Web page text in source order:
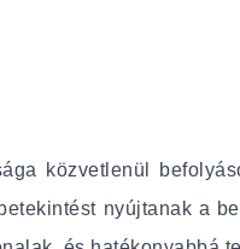
közvetlenül
nyújtanak a